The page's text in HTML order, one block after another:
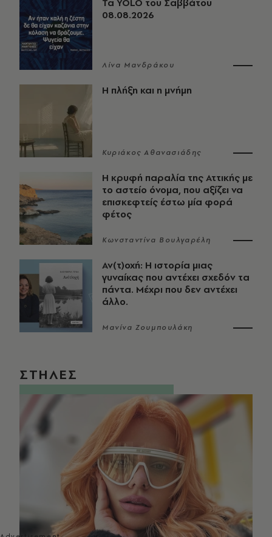
Τα YOLO του Σαββάτου
08.08.2026
Λίνα Μανδράκου
Η πλήξη και η μνήμη
Κυριάκος Αθανασιάδης
Η κρυφή παραλία της Αττικής με
το αστείο όνομα, που αξίζει να
επισκεφτείς έστω μία φορά
φέτος
Κωνσταντίνα Βουλγαρέλη
Αν(τ)οχή: Η ιστορία μιας
γυναίκας που αντέχει σχεδόν τα
πάντα. Μέχρι που δεν αντέχει
άλλο.
Μανίνα Ζουμπουλάκη
ΣΤΗΛΕΣ